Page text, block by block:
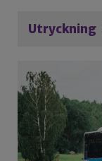
Utryckning